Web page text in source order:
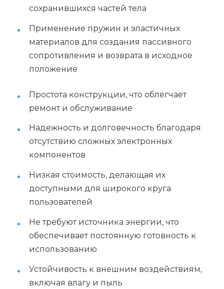
сохранившихся частей тела
Применение пружин и эластичных
материалов для создания пассивного
сопротивления и возврата в исходное
положение
Простота конструкции, что облегчает
ремонт и обслуживание
Надежность и долговечность благодаря
отсутствию сложных электронных
компонентов
Низкая стоимость, делающая их
доступными для широкого круга
пользователей
Не требуют источника энергии, что
обеспечивает постоянную готовность к
использованию
Устойчивость к внешним воздействиям,
включая влагу и пыль